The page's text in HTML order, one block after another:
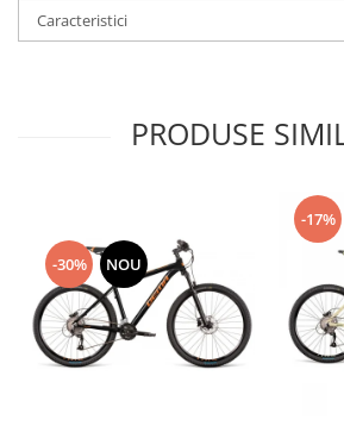
Caracteristici
PRODUSE
-30% NOU
-17%